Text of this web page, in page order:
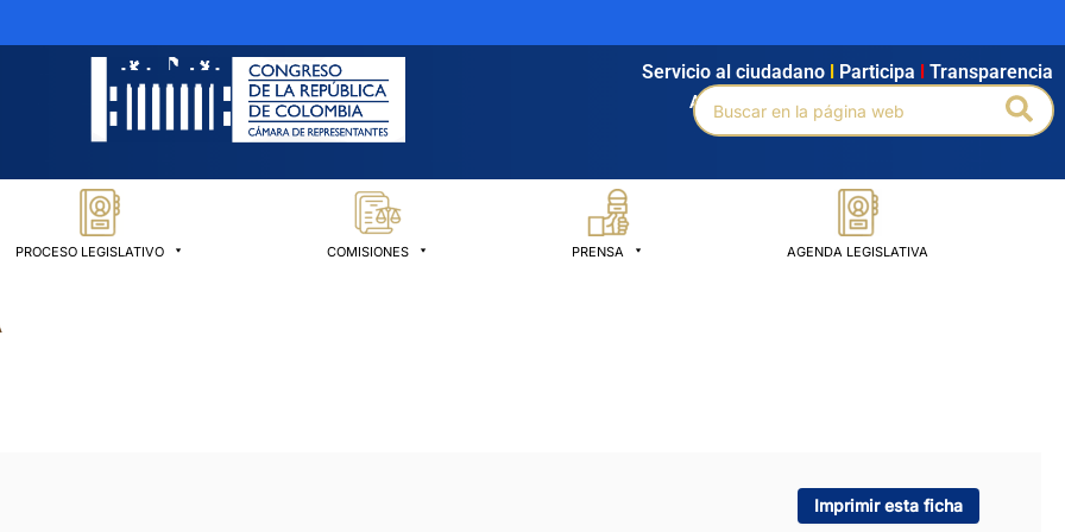
Agendamiento Intranet Búsqueda avanzada
Servicio al ciudadano Participa Transparencia
Buscar
por:
PROCESO LEGISLATIVO COMISIONES PRENSA AGENDA LEGISLATIVA
Imprimir esta ficha